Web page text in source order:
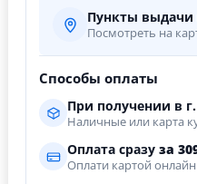
Пункты выдачи
Посмотреть на
Способы оплаты
При получении в
Наличные или карта
Оплата сразу за
Оплати картой